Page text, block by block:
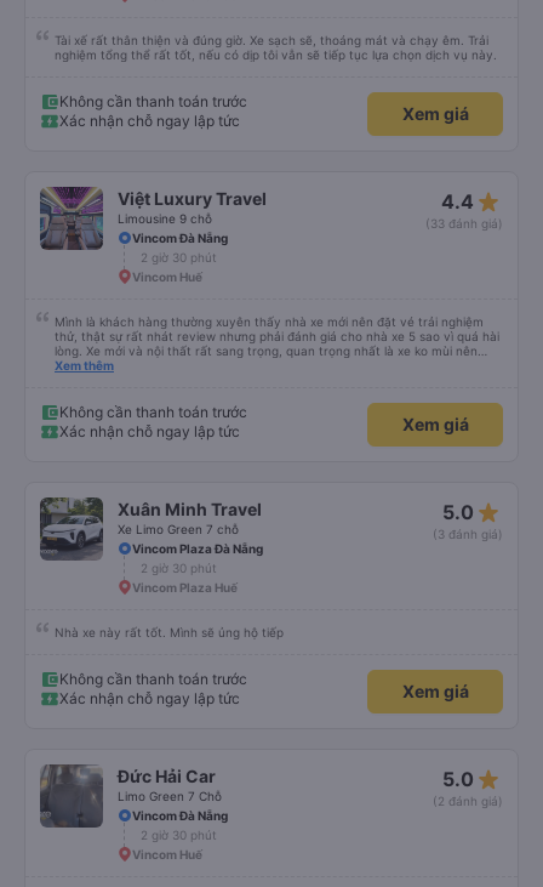
Tài xế rất thân thiện và đúng giờ. Xe sạch sẽ, thoáng mát và chạy êm. Trải
nghiệm tổng thể rất tốt, nếu có dịp tôi vẫn sẽ tiếp tục lựa chọn dịch vụ này.
Không cần thanh toán trước
Xác nhận chỗ ngay lập tức
Xem giá
Việt Luxury Travel
Limousine 9 chỗ
4.4 star_rate
(33 đánh giá)
Vincom Đà Nẵng
2 giờ 30 phút
Vincom Huế
Mình là khách hàng thường xuyên thấy nhà xe mới nên đặt vé trải nghiệm
thử, thật sự rất nhát review nhưng phải đánh giá cho nhà xe 5 sao vì quá hài
lòng. Xe mới và nội thất rất sang trọng, quan trọng nhất là xe ko mùi nên
mình đỡ hẳn các triệu chứng say xe. Bác tài chạy rất êm, tốc độ đều, xe có
Xem thêm
Không cần thanh toán trước
Xác nhận chỗ ngay lập tức
Xem giá
Xuân Minh Travel
Xe Limo Green 7 chỗ
5.0 star_rate
(3 đánh giá)
Vincom Plaza Đà Nẵng
2 giờ 30 phút
Vincom Plaza Huế
Nhà xe này rất tốt. Mình sẽ ủng hộ tiếp
Không cần thanh toán trước
Xác nhận chỗ ngay lập tức
Xem giá
Đức Hải Car
Limo Green 7 Chỗ
5.0 star_rate
(2 đánh giá)
Vincom Đà Nẵng
2 giờ 30 phút
Vincom Huế